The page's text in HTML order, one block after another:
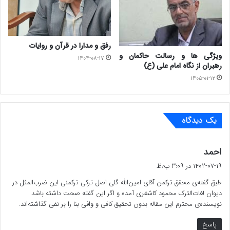
گنبدکاووس در ترکمن‏صحرا از ترکمن‏های هم ‏صحبتش، کلامی و
چیزی با این مضمون شنیده و یا دریافته باشد که باز دلیل بر
صحّت وجود ضرب ‏المثل نیست.
البتّه فی نفسه مضمون ضرب‏ المثل ابراهیمی و طرز بیان آن که
و با ریخت و ساختار ضرب ‏المثل‏های ترکمنی و حتّی غیرترکمنی
ویژگی‏های یک ضرب‏ المثل ارائه کرده ‏اند با این جملات و نوشته‏
ی ابراهیمی هم‏خوانی دارد از جمله این که:
زیرساختش تشبیه است(جوان به آتش و گناه به دود
تشبیه شده است)؛
ویژگی ها و رسالت حاکمان و
رهبران از نگاه امام علی (ع)
۱۴۰۵-۰۱-۱۲
رفق و مدارا در قرآن و روایات
۱۴۰۴-۰۸-۱۷
یک دیدگاه
احمد
ف
:
۱۴۰۲-۰۷-۱۹ در ۳:۰۹ ب٫ظ
طبق گفته‌ی محقق ترکمن آقای امین‌الله گلی اصل ترکی-ترکمنی این ضرب‌المثل در
دیوان لغات‌الترک محمود کاشغری آمده و اگر این گفته صحت داشته باشد
نویسنده‌ی محترم این مقاله بدون تحقیق کافی و وافی بنا را بر نفی گذاشته‌اند.
پاسخ